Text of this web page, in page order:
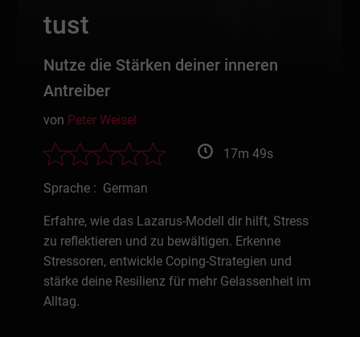
tust
Nutze die Stärken deiner inneren
Antreiber
von Peter Weisel
17m 49s
Sprache : German
Erfahre, wie das Lazarus-Modell dir hilft, Stress
zu reflektieren und zu bewältigen. Erkenne
Stressoren, entwickle Coping-Strategien und
stärke deine Resilienz für mehr Gelassenheit im
Alltag.